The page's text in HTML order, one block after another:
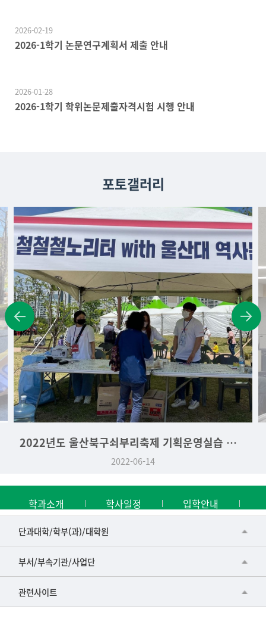
2026-02-19
2026-1학기 논문연구계획서 제출 안내
2026-01-28
2026-1학기 학위논문제출자격시험 시행 안내
포토갤러리
2022년도 울산북구쇠부리축제 기획운영실습 역사문화학과 부스
2022-06-14
학과소개 학사일정 입학안내
단과대학/학부(과)/대학원
■인문대학
▷국어국문학부
▷일본어·일본학과
부서/부속기관/사업단
공동기기센터
공학교육혁신센터
관련사이트
건강가정지원센터
교수협의회